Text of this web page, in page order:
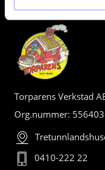
Torparens Verkstad
Org.nummer:
0410-222 22